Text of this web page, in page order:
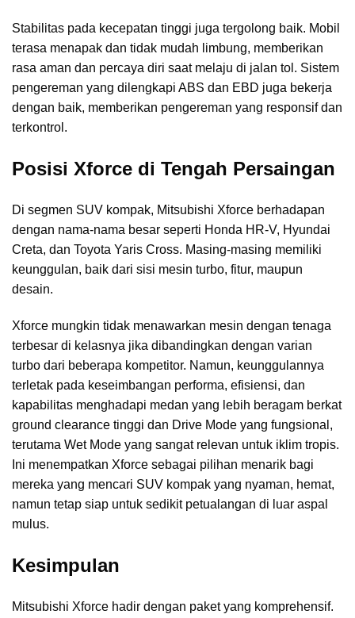
Stabilitas pada kecepatan tinggi juga tergolong baik. Mobil
terasa menapak dan tidak mudah limbung, memberikan
rasa aman dan percaya diri saat melaju di jalan tol. Sistem
pengereman yang dilengkapi ABS dan EBD juga bekerja
dengan baik, memberikan pengereman yang responsif dan
terkontrol.
Posisi Xforce di Tengah Persaingan
Di segmen SUV kompak, Mitsubishi Xforce berhadapan
dengan nama-nama besar seperti Honda HR-V, Hyundai
Creta, dan Toyota Yaris Cross. Masing-masing memiliki
keunggulan, baik dari sisi mesin turbo, fitur, maupun
desain.
Xforce mungkin tidak menawarkan mesin dengan tenaga
terbesar di kelasnya jika dibandingkan dengan varian
turbo dari beberapa kompetitor. Namun, keunggulannya
terletak pada keseimbangan performa, efisiensi, dan
kapabilitas menghadapi medan yang lebih beragam berkat
ground clearance tinggi dan Drive Mode yang fungsional,
terutama Wet Mode yang sangat relevan untuk iklim tropis.
Ini menempatkan Xforce sebagai pilihan menarik bagi
mereka yang mencari SUV kompak yang nyaman, hemat,
namun tetap siap untuk sedikit petualangan di luar aspal
mulus.
Kesimpulan
Mitsubishi Xforce hadir dengan paket yang komprehensif.